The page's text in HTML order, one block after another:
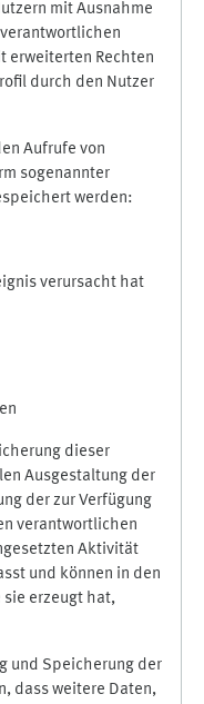
mit Ausnahme
erweiterten Rechten
durch den Nutzer
Aufrufe von
sogenannter
werden:
verursacht hat
dieser
Ausgestaltung der
der zur Verfügung
verantwortlichen
Aktivität
und können in den
sie erzeugt hat,
und Speicherung der
dass weitere Daten,